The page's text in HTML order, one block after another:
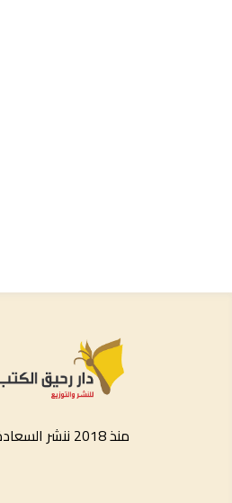
منذ 2018 ننشر السعادة.